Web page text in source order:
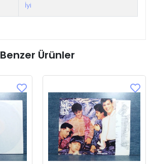
İyi
Benzer Ürünler